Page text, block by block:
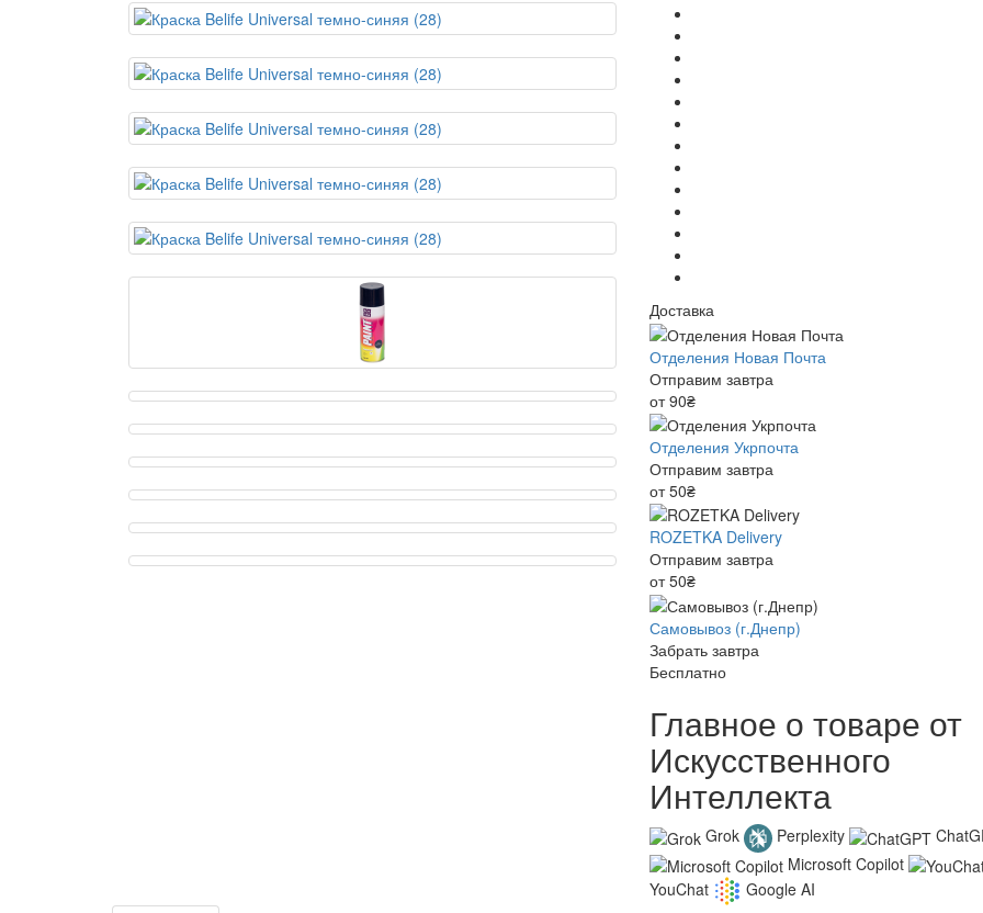
Доставка
Отделения Новая Почта
Отправим завтра
от 90₴
Отделения Укрпочта
Отправим завтра
от 50₴
ROZETKA Delivery
Отправим завтра
от 50₴
Самовывоз (г.Днепр)
Забрать завтра
Бесплатно
Главное о товаре от
Искусственного
Интеллекта
Grok Perplexity
Microsoft Copilot
YouChat
Google AI